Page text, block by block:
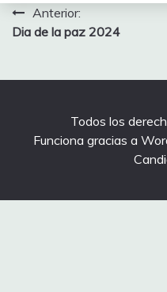
Navegación
de
entradas
Anterior:
Dia de la paz 2024
Todos los
Funciona gracias a